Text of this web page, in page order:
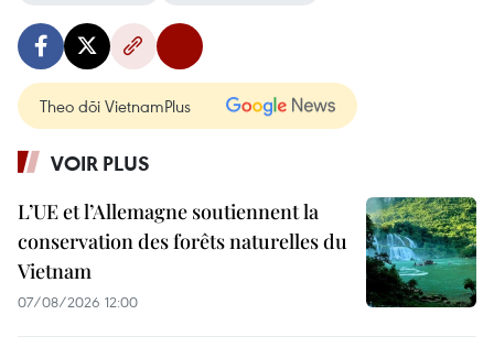
Theo dõi VietnamPlus
VOIR PLUS
L’UE et l’Allemagne soutiennent la
conservation des forêts naturelles du
Vietnam
07/08/2026 12:00